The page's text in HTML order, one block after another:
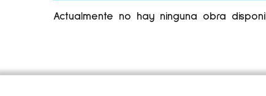
Actualmente no hay ninguna obra